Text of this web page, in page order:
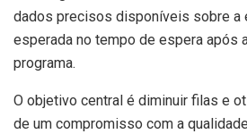
dados precisos disponíveis sobre a
esperada no tempo de espera após
programa.
O objetivo central é diminuir filas e
de um compromisso com a